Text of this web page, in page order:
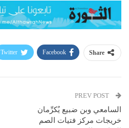
Share
Facebook
Twitter
السامعي وبن ضبيع يُكرِّمان
خريجات مركز فتيات الصم